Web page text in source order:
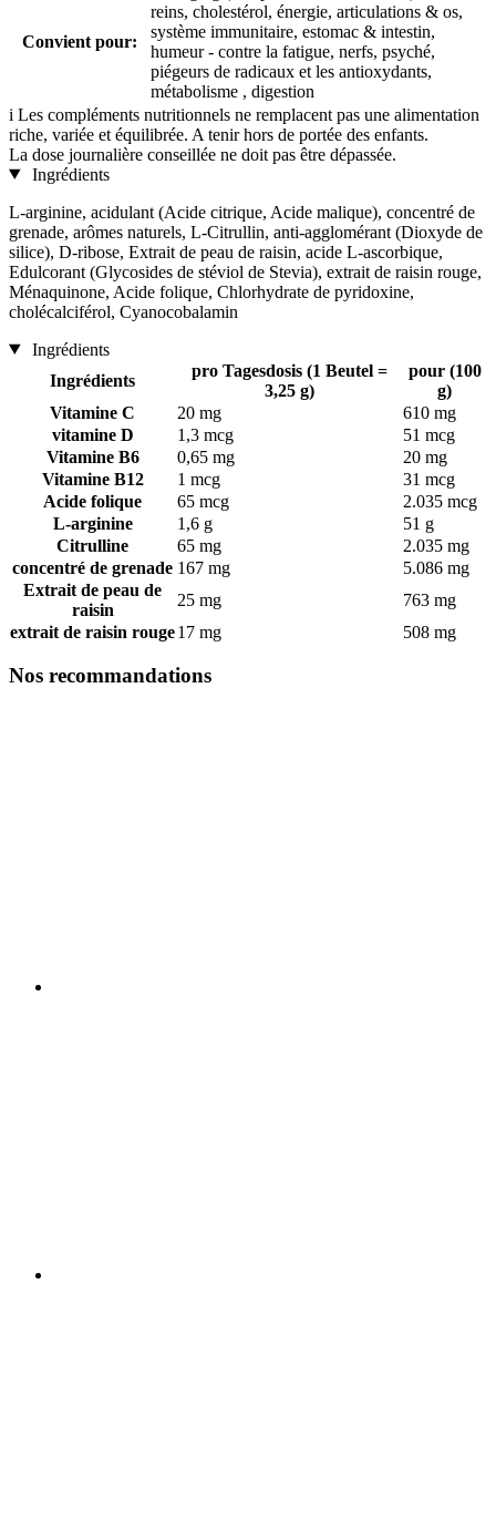
Convient pour:
reins, cholestérol, énergie, articulations & os,
système immunitaire, estomac & intestin,
humeur - contre la fatigue, nerfs, psyché,
piégeurs de radicaux et les antioxydants,
métabolisme , digestion
i Les compléments nutritionnels ne remplacent pas une alimentation
riche, variée et équilibrée. A tenir hors de portée des enfants.
La dose journalière conseillée ne doit pas être dépassée.
Ingrédients
L-arginine, acidulant (Acide citrique, Acide malique), concentré de
grenade, arômes naturels, L-Citrullin, anti-agglomérant (Dioxyde de
silice), D-ribose, Extrait de peau de raisin, acide L-ascorbique,
Edulcorant (Glycosides de stéviol de Stevia), extrait de raisin rouge,
Ménaquinone, Acide folique, Chlorhydrate de pyridoxine,
cholécalciférol, Cyanocobalamin
Ingrédients
Ingrédients
pro Tagesdosis (1 Beutel =
3,25 g)
pour (100
g)
Vitamine C
20 mg
610 mg
vitamine D
1,3 mcg
51 mcg
Vitamine B6
0,65 mg
20 mg
Vitamine B12
1 mcg
31 mcg
Acide folique
65 mcg
2.035 mcg
L-arginine
1,6 g
51 g
Citrulline
65 mg
2.035 mg
concentré de grenade 167 mg
5.086 mg
Extrait de peau de
raisin
25 mg
763 mg
extrait de raisin rouge17 mg 508 mg
Nos recommandations